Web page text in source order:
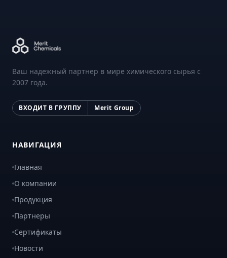
Ваш надежный партнер в мире химического сырья с
2007 года.
ВХОДИТ В ГРУППУ Merit Group
НАВИГАЦИЯ
Главная
О компании
Продукция
Партнеры
Сертификаты
Новости